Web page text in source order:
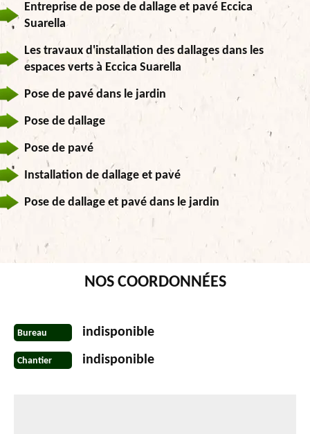
Entreprise de pose de dallage et pavé Eccica
Suarella
Les travaux d'installation des dallages dans les
espaces verts à Eccica Suarella
Pose de pavé dans le jardin
Pose de dallage
Pose de pavé
Installation de dallage et pavé
Pose de dallage et pavé dans le jardin
NOS COORDONNÉES
Bureau indisponible
Chantier indisponible